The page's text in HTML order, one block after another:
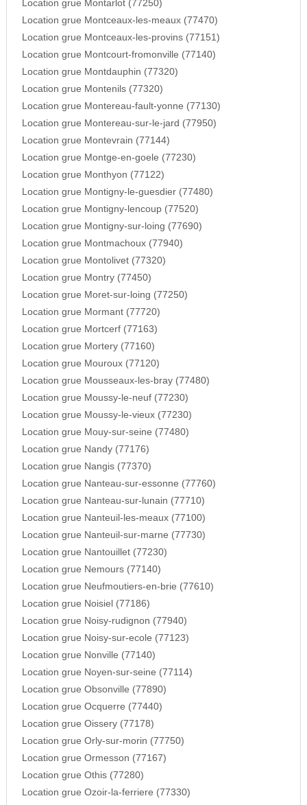
Location grue Montarlot (77250)
Location grue Montceaux-les-meaux (77470)
Location grue Montceaux-les-provins (77151)
Location grue Montcourt-fromonville (77140)
Location grue Montdauphin (77320)
Location grue Montenils (77320)
Location grue Montereau-fault-yonne (77130)
Location grue Montereau-sur-le-jard (77950)
Location grue Montevrain (77144)
Location grue Montge-en-goele (77230)
Location grue Monthyon (77122)
Location grue Montigny-le-guesdier (77480)
Location grue Montigny-lencoup (77520)
Location grue Montigny-sur-loing (77690)
Location grue Montmachoux (77940)
Location grue Montolivet (77320)
Location grue Montry (77450)
Location grue Moret-sur-loing (77250)
Location grue Mormant (77720)
Location grue Mortcerf (77163)
Location grue Mortery (77160)
Location grue Mouroux (77120)
Location grue Mousseaux-les-bray (77480)
Location grue Moussy-le-neuf (77230)
Location grue Moussy-le-vieux (77230)
Location grue Mouy-sur-seine (77480)
Location grue Nandy (77176)
Location grue Nangis (77370)
Location grue Nanteau-sur-essonne (77760)
Location grue Nanteau-sur-lunain (77710)
Location grue Nanteuil-les-meaux (77100)
Location grue Nanteuil-sur-marne (77730)
Location grue Nantouillet (77230)
Location grue Nemours (77140)
Location grue Neufmoutiers-en-brie (77610)
Location grue Noisiel (77186)
Location grue Noisy-rudignon (77940)
Location grue Noisy-sur-ecole (77123)
Location grue Nonville (77140)
Location grue Noyen-sur-seine (77114)
Location grue Obsonville (77890)
Location grue Ocquerre (77440)
Location grue Oissery (77178)
Location grue Orly-sur-morin (77750)
Location grue Ormesson (77167)
Location grue Othis (77280)
Location grue Ozoir-la-ferriere (77330)